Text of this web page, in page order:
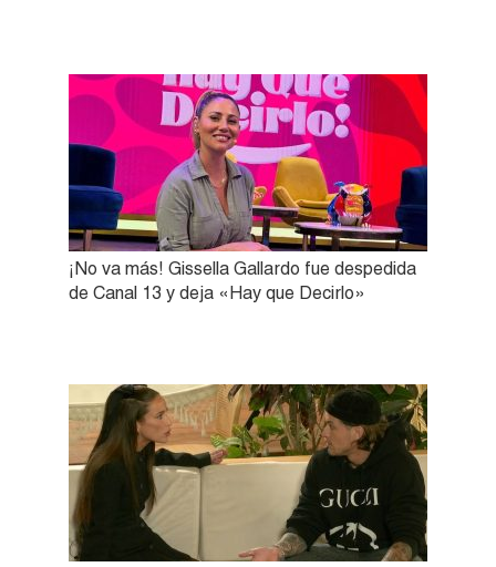
¡No va más! Gissella Gallardo fue despedida
de Canal 13 y deja «Hay que Decirlo»